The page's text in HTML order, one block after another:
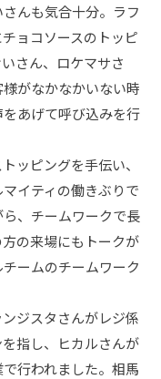
んも気合十分。ラフ
ョコソースのトッピ
さん、ロケマサさ
がなかなかいない時
あげて呼び込みを行
ッピングを手伝い、
イティの働きぶりで
、チームワークで長
の来場にもトークが
ームのチームワーク
ジスタさんがレジ係
指し、ヒカルさんが
行われました。相馬